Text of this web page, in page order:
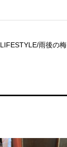
LIFESTYLE/雨後の梅